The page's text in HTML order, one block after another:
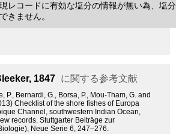
レコードに有効な塩分の情報が無い為、塩
きません。
1847 に関する参考文献
P., Bernardi, G., Borsa, P., Mou-Tham, G. and
Checklist of the shore fishes of Europa
Channel, southwestern Indian Ocean,
records. Stuttgarter Beiträge zur
Neue Serie 6, 247–276.